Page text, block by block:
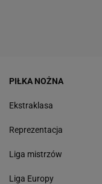
PIŁKA NOŻNA
Ekstraklasa
Reprezentacja
Liga mistrzów
Liga Europy